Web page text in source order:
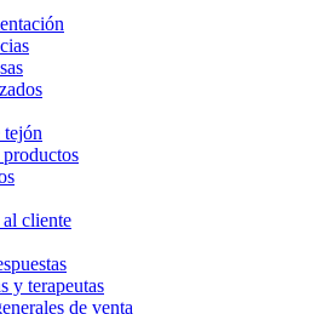
tejón
cliente
y terapeutas
de venta